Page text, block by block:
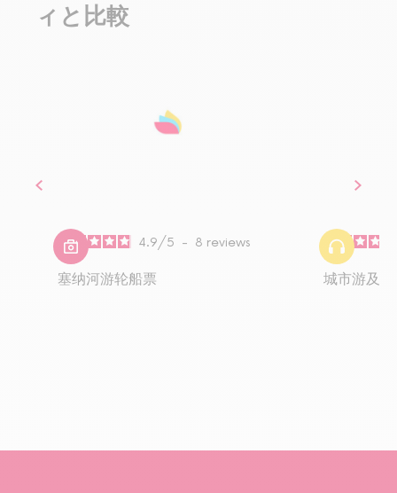
ィと比較
4.9/5 - 8 reviews
塞纳河游轮船票 城市游及